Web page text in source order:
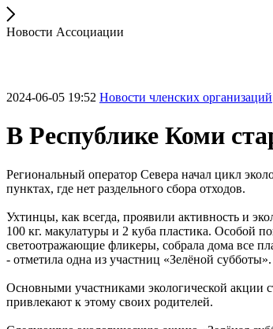
Новости Ассоциации
2024-06-05 19:52 Новости членских организаций
В Республике Коми
Региональный оператор Севера начал цикл
пунктах, где нет раздельного сбора отходов.
Ухтинцы, как всегда, проявили активность и
100 кг. макулатуры и 2 куба пластика. Особой
светоотражающие фликеры, собрала дома все
- отметила одна из участниц «Зелёной субботы».
Основными участниками экологической акции
привлекают к этому своих родителей.